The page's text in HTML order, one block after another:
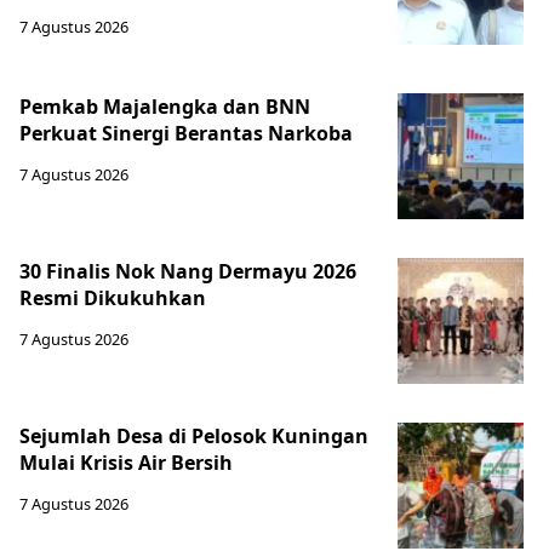
7 Agustus 2026
Pemkab Majalengka dan BNN
Perkuat Sinergi Berantas Narkoba
7 Agustus 2026
30 Finalis Nok Nang Dermayu 2026
Resmi Dikukuhkan
7 Agustus 2026
Sejumlah Desa di Pelosok Kuningan
Mulai Krisis Air Bersih
7 Agustus 2026